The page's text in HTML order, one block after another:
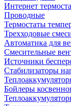
Интернет
Проводные
Термостаты
Трехходовые
Автоматика для
Смесительные
Источники
Стабилизаторы
Бойлеры